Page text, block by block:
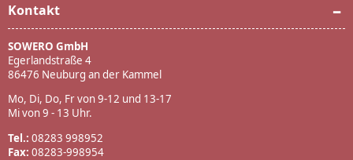
Kontakt
SOWERO GmbH
Egerlandstraße 4
86476 Neuburg an der Kammel
Mo, Di, Do, Fr von 9-12 und 13-17
Mi von 9 - 13 Uhr.
Tel.: 08283 998952
Fax: 08283-998954